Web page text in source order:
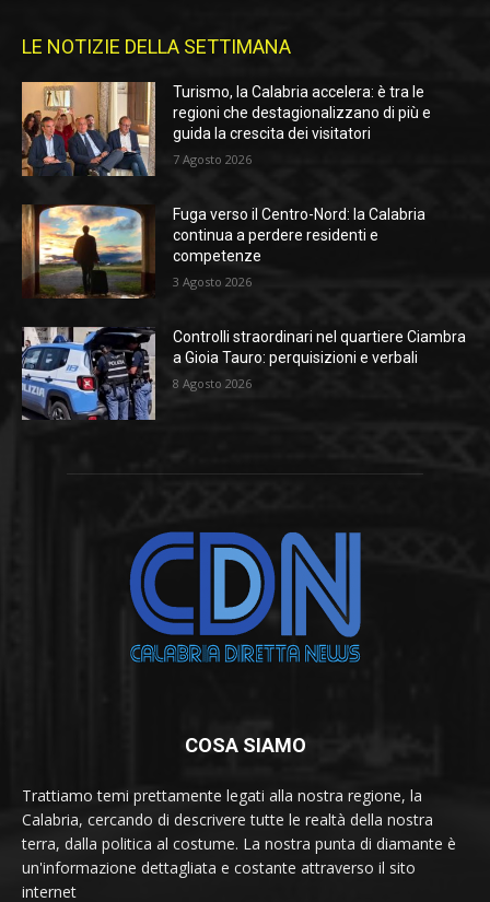
LE NOTIZIE DELLA SETTIMANA
Turismo, la Calabria accelera: è tra le
regioni che destagionalizzano di più e
guida la crescita dei visitatori
7 Agosto 2026
Fuga verso il Centro-Nord: la Calabria
continua a perdere residenti e
competenze
3 Agosto 2026
Controlli straordinari nel quartiere Ciambra
a Gioia Tauro: perquisizioni e verbali
8 Agosto 2026
COSA SIAMO
Trattiamo temi prettamente legati alla nostra regione, la
Calabria, cercando di descrivere tutte le realtà della nostra
terra, dalla politica al costume. La nostra punta di diamante è
un'informazione dettagliata e costante attraverso il sito
internet